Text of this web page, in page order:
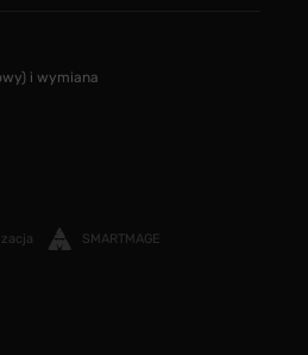
i wymiana
SMARTMAGE